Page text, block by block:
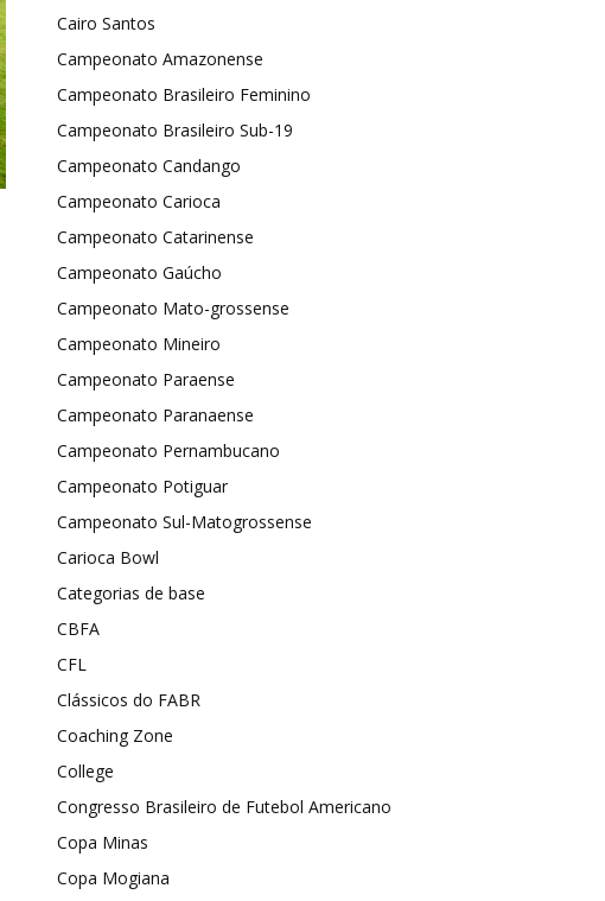
Cairo Santos
Campeonato Amazonense
Campeonato Brasileiro Feminino
Campeonato Brasileiro Sub-19
Campeonato Candango
Campeonato Carioca
Campeonato Catarinense
Campeonato Gaúcho
Campeonato Mato-grossense
Campeonato Mineiro
Campeonato Paraense
Campeonato Paranaense
Campeonato Pernambucano
Campeonato Potiguar
Campeonato Sul-Matogrossense
Carioca Bowl
Categorias de base
CBFA
CFL
Clássicos do FABR
Coaching Zone
College
Congresso Brasileiro de Futebol Americano
Copa Minas
Copa Mogiana